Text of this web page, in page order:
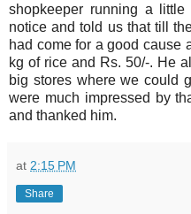
shopkeeper running a
notice and told us that till
had come for a good cause
kg of rice and Rs. 50/-. He
big stores where we could
were much impressed by
and thanked him.
at 2:15 PM
Share